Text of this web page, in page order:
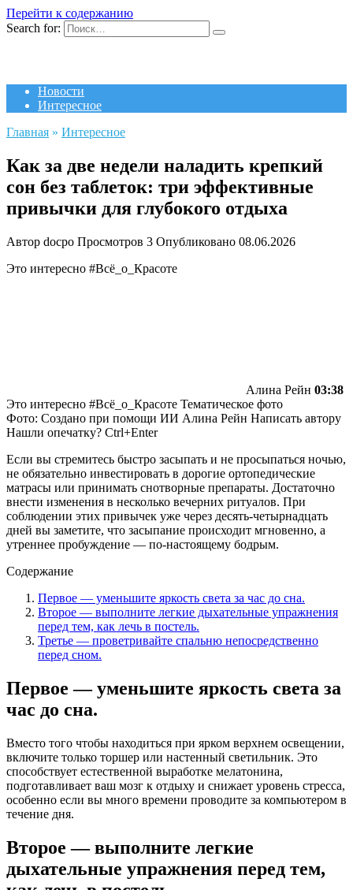
Перейти к содержанию
Search for:
Новости
Интересное
Главная » Интересное
Как за две недели наладить крепкий
сон без таблеток: три эффективные
привычки для глубокого отдыха
Автор docpo Просмотров 3 Опубликовано 08.06.2026
Это интересно #Всё_о_Красоте
Алина Рейн 03:38
Это интересно #Всё_о_Красоте Тематическое фото
Фото: Создано при помощи ИИ Алина Рейн Написать автору
Нашли опечатку? Ctrl+Enter
Если вы стремитесь быстро засыпать и не просыпаться ночью,
не обязательно инвестировать в дорогие ортопедические
матрасы или принимать снотворные препараты. Достаточно
внести изменения в несколько вечерних ритуалов. При
соблюдении этих привычек уже через десять-четырнадцать
дней вы заметите, что засыпание происходит мгновенно, а
утреннее пробуждение — по-настоящему бодрым.
Содержание
Первое — уменьшите яркость света за час до сна.
Второе — выполните легкие дыхательные упражнения
перед тем, как лечь в постель.
Третье — проветривайте спальню непосредственно
перед сном.
Первое — уменьшите яркость света за
час до сна.
Вместо того чтобы находиться при ярком верхнем освещении,
включите только торшер или настенный светильник. Это
способствует естественной выработке мелатонина,
подготавливает ваш мозг к отдыху и снижает уровень стресса,
особенно если вы много времени проводите за компьютером в
течение дня.
Второе — выполните легкие
дыхательные упражнения перед тем,